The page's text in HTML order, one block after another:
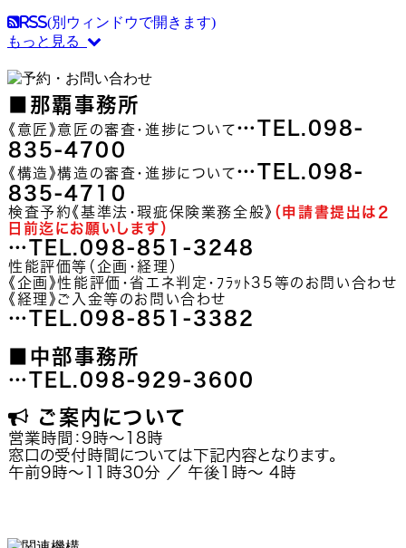
RSS(別ウィンドウで開きます)
もっと見る
■那覇事務所
《意匠》意匠の審査･進捗について…TEL.098-
835-4700
《構造》構造の審査･進捗について…TEL.098-
835-4710
検査予約《基準法・瑕疵保険業務全般》 （申請書提出は2
日前迄にお願いします）
…TEL.098-851-3248
性能評価等（企画・経理）
《企画》性能評価･省エネ判定・ﾌﾗｯﾄ35等のお問い合わせ
《経理》ご入金等のお問い合わせ
…TEL.098-851-3382
■中部事務所
…TEL.098-929-3600
 ご案内について
営業時間：9時～18時
窓口の受付時間については下記内容となります。
午前9時～11時30分 ／ 午後1時～ 4時